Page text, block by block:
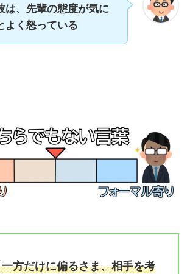
は、先輩の態度が気に
よく怒っている
方だけに偏るさま、相手を考